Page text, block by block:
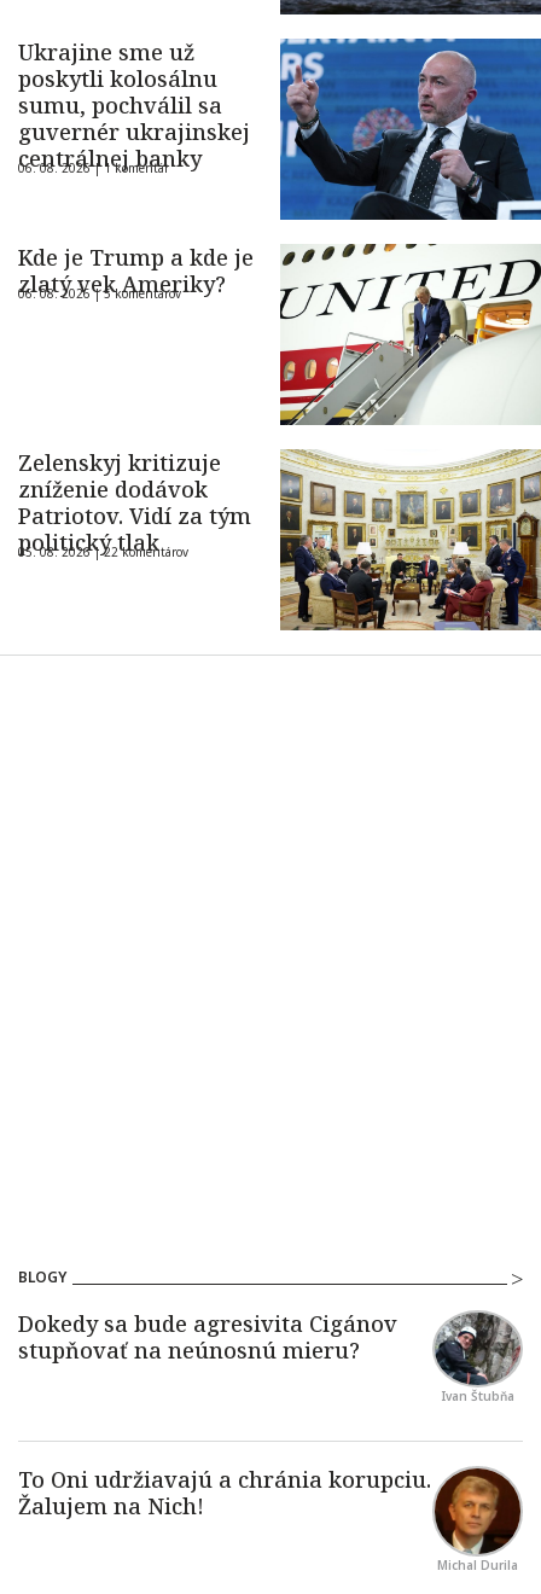
Ukrajine sme už
poskytli kolosálnu
sumu, pochválil sa
guvernér ukrajinskej
centrálnej banky
06. 08. 2026 |1 komentár
Kde je Trump a kde je
zlatý vek Ameriky?
06. 08. 2026 |5 komentárov
Zelenskyj kritizuje
zníženie dodávok
Patriotov. Vidí za tým
politický tlak
05. 08. 2026 |22 komentárov
BLOGY
Ivan Štubňa
Michal Durila